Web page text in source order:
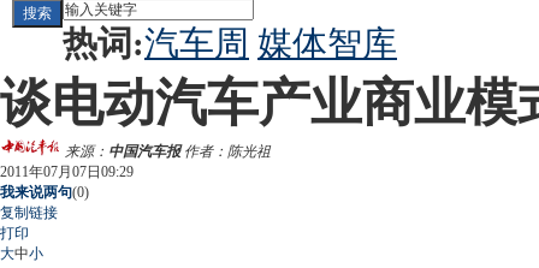
热词:汽车周 媒体智库
谈电动汽车产业商业模
来源： 中国汽车报作者：陈光祖
2011年07月07日09:29
我来说两句(0)
复制链接
打印
大中小